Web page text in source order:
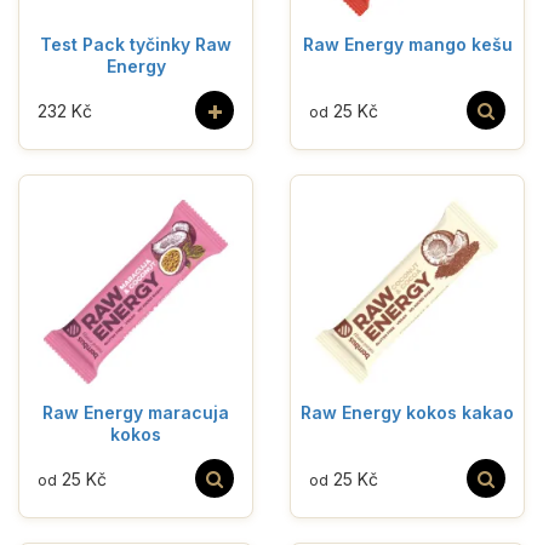
Test Pack tyčinky Raw
Energy
+
232 Kč
Raw Energy mango kešu
od 25 Kč
Raw Energy maracuja
kokos
od 25 Kč
Raw Energy kokos kakao
od 25 Kč